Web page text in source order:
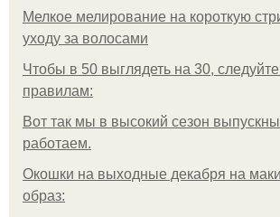
Мелкое мелирование на короткую
уходу за волосами
Чтобы в 50 выглядеть на 30,
правилам:
Вот так мы в высокий сезон
работаем.
Окошки на выходные декабря на
образ: